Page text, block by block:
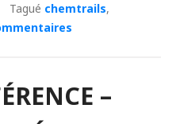
Tagué chemtrails,
–